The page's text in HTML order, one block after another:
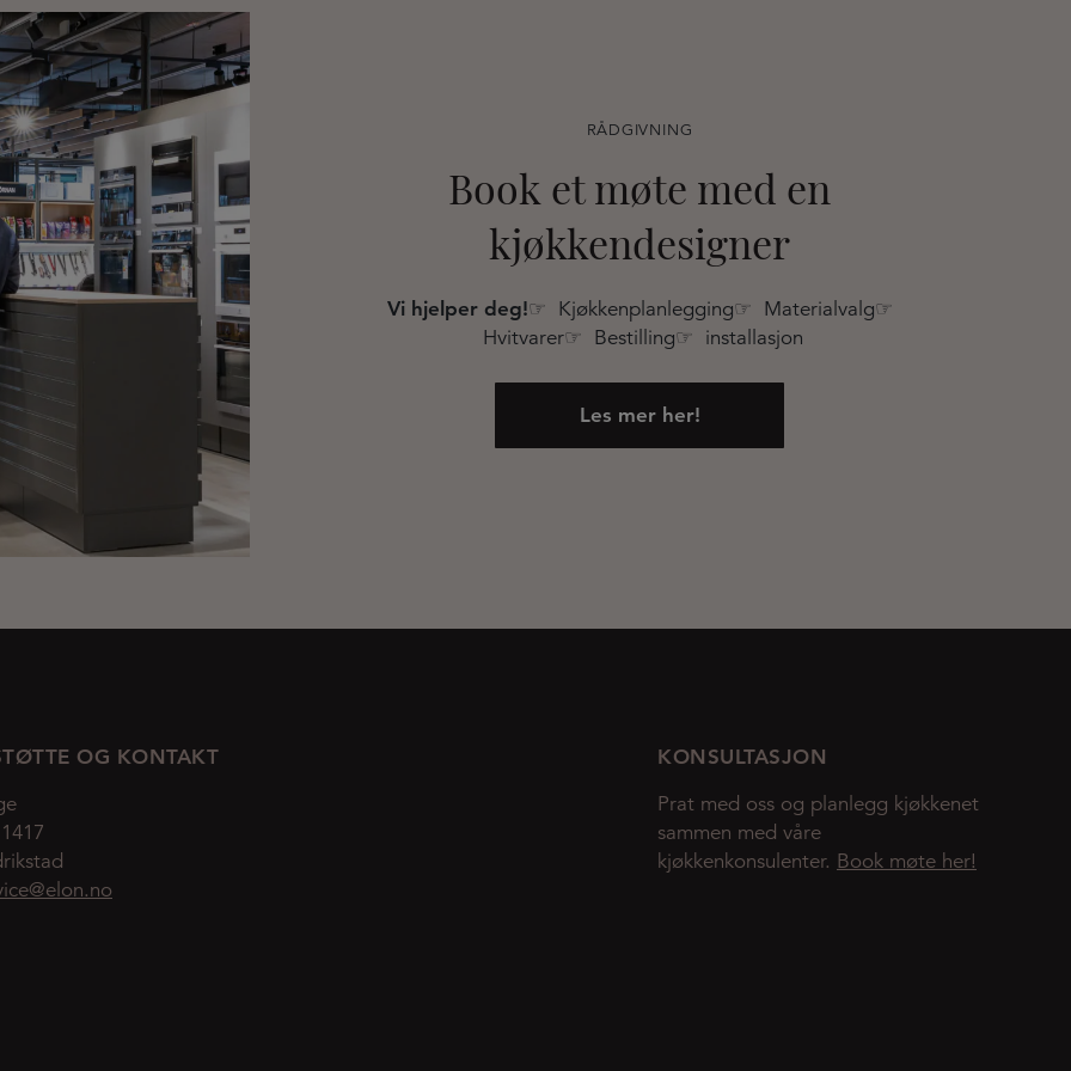
RÅDGIVNING
Book et møte med en
kjøkkendesigner
Vi hjelper deg!☞ Kjøkkenplanlegging☞ Materialvalg☞
Hvitvarer☞ Bestilling☞ installasjon
Les mer her!
OG KONTAKT KONSULTASJON
Prat med oss og planlegg kjøkkenet
sammen med våre
kjøkkenkonsulenter. Book møte her!